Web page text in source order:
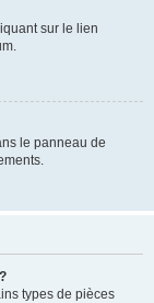
sur le lien
le panneau de
types de pièces